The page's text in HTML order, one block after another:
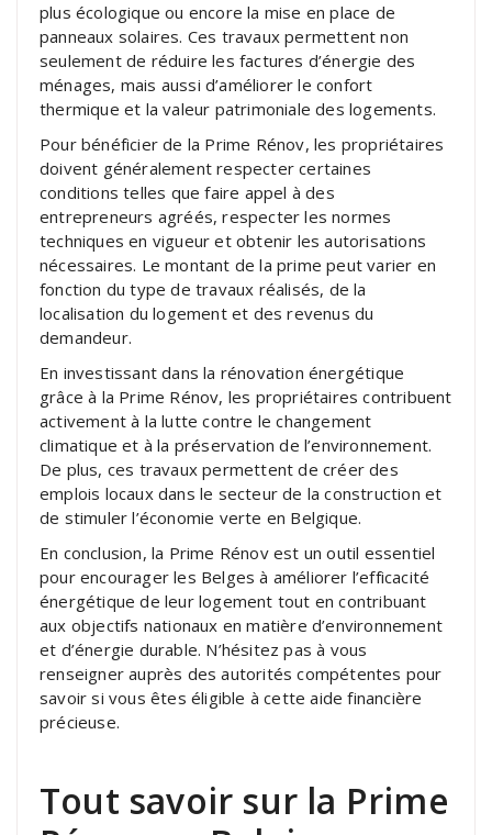
plus écologique ou encore la mise en place de
panneaux solaires. Ces travaux permettent non
seulement de réduire les factures d’énergie des
ménages, mais aussi d’améliorer le confort
thermique et la valeur patrimoniale des logements.
Pour bénéficier de la Prime Rénov, les propriétaires
doivent généralement respecter certaines
conditions telles que faire appel à des
entrepreneurs agréés, respecter les normes
techniques en vigueur et obtenir les autorisations
nécessaires. Le montant de la prime peut varier en
fonction du type de travaux réalisés, de la
localisation du logement et des revenus du
demandeur.
En investissant dans la rénovation énergétique
grâce à la Prime Rénov, les propriétaires contribuent
activement à la lutte contre le changement
climatique et à la préservation de l’environnement.
De plus, ces travaux permettent de créer des
emplois locaux dans le secteur de la construction et
de stimuler l’économie verte en Belgique.
En conclusion, la Prime Rénov est un outil essentiel
pour encourager les Belges à améliorer l’efficacité
énergétique de leur logement tout en contribuant
aux objectifs nationaux en matière d’environnement
et d’énergie durable. N’hésitez pas à vous
renseigner auprès des autorités compétentes pour
savoir si vous êtes éligible à cette aide financière
précieuse.
Tout savoir sur la Prime